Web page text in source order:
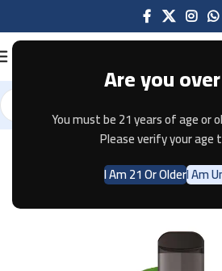
Are you
You must be 21 years of age or
Please verify your age
I Am 21 Or OlderI Am
Home Disposable